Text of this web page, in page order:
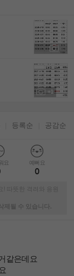
+1
등록순 공감순
요 예뻐요
0
따뜻한 격려와 응원
제될 수 있습니다.
같은데요